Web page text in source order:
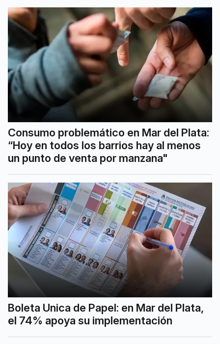
Consumo problemático en Mar del Plata:
“Hoy en todos los barrios hay al menos
un punto de venta por manzana"
Boleta Unica de Papel: en Mar del Plata,
el 74% apoya su implementación